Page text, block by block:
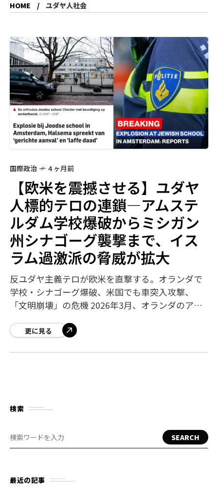
HOME ユダヤ人社会
国際政治 4 ヶ月前
【欧米を震撼させる】ユダヤ
人標的テロの連鎖—アムステ
ルダム学校爆破からミシガン
州シナゴーグ襲撃まで、イス
ラム過激派の脅威が拡大
反ユダヤ主義テロが欧米を直撃する。オランダで
学校・シナゴーグ爆破、米国でも車突入攻撃、
「文明崩壊」の危機 2026年3月、オランダのアム
いで爆破・放火され、米国ミシガン州のシナ
更に見る
検索
SEARCH
最近の記事